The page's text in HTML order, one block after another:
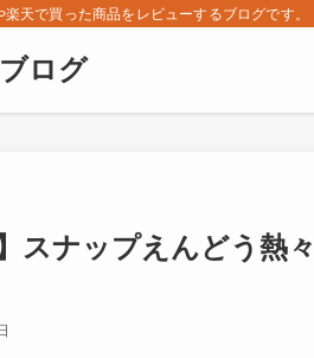
天で買った商品をレビューするブログです。
ログ
スナップえんどう熱